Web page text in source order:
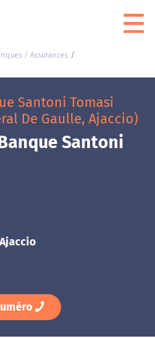
/ Assurances
Santoni Tomasi
De Gaulle, Ajaccio)
Santoni